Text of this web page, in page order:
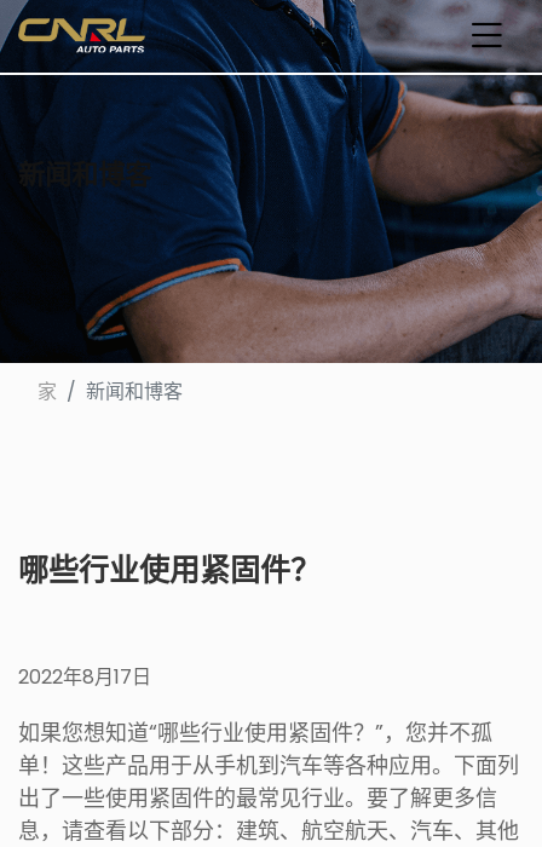
新闻和博客
家 新闻和博客
哪些行业使用紧固件？
2022年8月17日
如果您想知道“哪些行业使用紧固件？”，您并不孤
单！这些产品用于从手机到汽车等各种应用。下面列
出了一些使用紧固件的最常见行业。要了解更多信
息，请查看以下部分：建筑、航空航天、汽车、其他